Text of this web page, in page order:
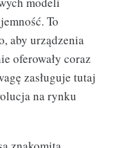
To
aby urządzenia
oferowały coraz
zasługuje tutaj
na rynku